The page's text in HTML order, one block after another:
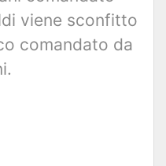
viene sconfitto
comandato da